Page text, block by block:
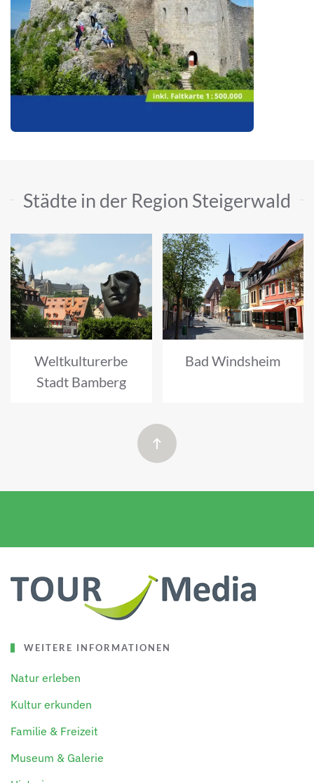
Städte in der Region Steigerwald
Weltkulturerbe
Stadt Bamberg
Bad Windsheim
WEITERE INFORMATIONEN
Natur erleben
Kultur erkunden
Familie & Freizeit
Museum & Galerie